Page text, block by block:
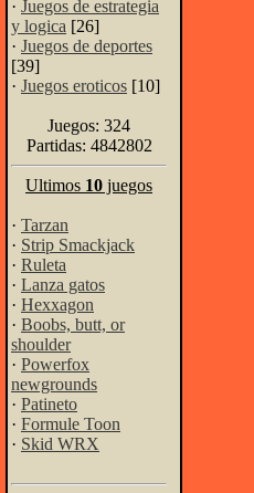
· Juegos de estrategia
y logica [26]
· Juegos de deportes
[39]
· Juegos eroticos [10]
Juegos: 324
Partidas: 4842802
Ultimos 10 juegos
· Tarzan
· Strip Smackjack
· Ruleta
· Lanza gatos
· Hexxagon
· Boobs, butt, or
shoulder
· Powerfox
newgrounds
· Patineto
· Formule Toon
· Skid WRX